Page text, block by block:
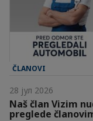
ČLANOVI
28 јул 2026
Naš član Vizim
preglede